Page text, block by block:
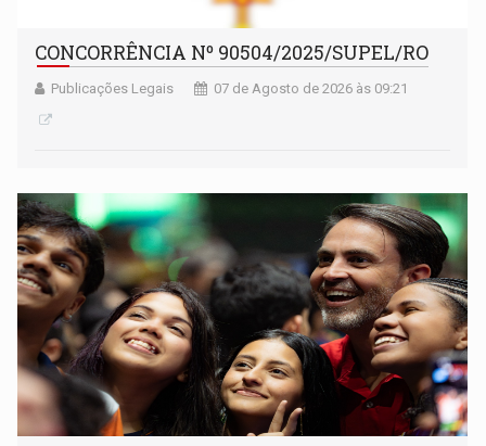
CONCORRÊNCIA Nº 90504/2025/SUPEL/RO
Publicações Legais 07 de Agosto de 2026 às 09:21